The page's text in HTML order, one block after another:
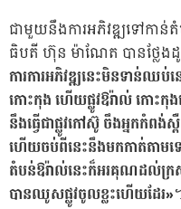
ជាមួយនឹងការអភិវឌ្ឍទៅកាន់តំ
ធិបតី ហ៊ុន ម៉ាណែត បានថ្លែងដូ
ការការអភិវឌ្ឍនេះមិនទាន់ឈប់
កោះកុង ហើយផ្លូវឱរ៉ាល់ កោះកុ
នឹងធ្វើជាផ្លូវកៅស៊ូ ចឹងអ្នកកំពង់
ហើយចប់ពីនេះនឹងមកកាត់តាម
តំបន់ឱរ៉ាល់នេះក៏អរគុណដល់ក្រ
បានឈូសផ្លូវចូលខ្លះហើយដែរ»